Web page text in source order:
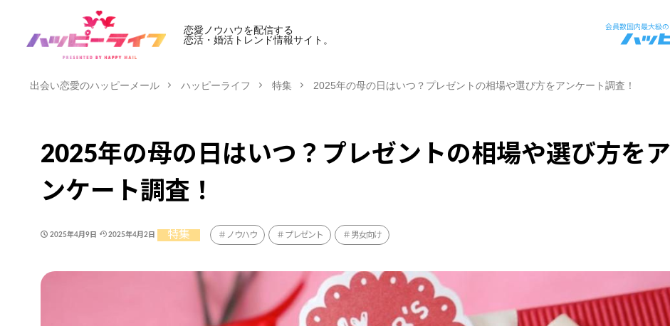
恋愛ノウハウを配信する
恋活・婚活トレンド情報サイト。
出会い恋愛のハッピーメール ハッピーライフ 特集 2025年の母の日はいつ？プレゼントの相場や選び方をアンケート調査！
2025年の母の日はいつ？プレゼントの相場や選び方をア
ンケート調査！
2025年4月9日 2025年4月2日 特集 ノウハウ プレゼント 男女向け